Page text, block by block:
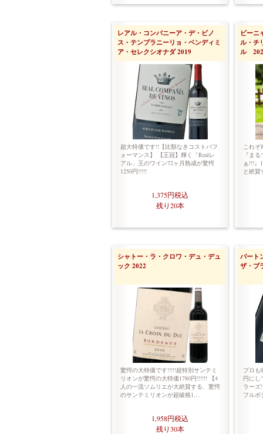
レアル・コンパニーア・デ・ビノ
ス・テンプラニーリョ・ベンディミ
ア・セレクシオナダ 2019
超大特価です!!【比類なきコストパフ
ォーマンス】 【王冠】輝く「Realレ
アル」王のワイン72ヶ月熟成が驚愕
1250円!!!!!
1,375円税込
残り20本
ビーニ
ル・チ
ル
これぞ
『ま
ぁ!!!』
と絶
シャトー・ラ・クロワ・デュ・デュ
ック 2022
驚愕の大特価です!!!!!超特別サンテミ
リオンが驚愕の大特価1780円!!!!!! 【4
人の一流ソムリエが大絶賛する、驚愕
のサンテミリオンが超破格1…
1,958円税込
残り30本
バート
ザ・ブ
プロも
円にし
ラーズ
フル